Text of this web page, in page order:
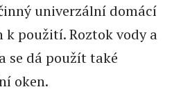
univerzální domácí
použití. Roztok vody a
se dá použít také
oken.